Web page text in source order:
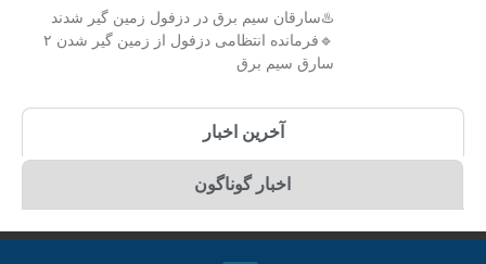
♨️سارقان سیم برق در دزفول زمین گیر شدند
🔹فرمانده انتظامی دزفول از زمین گیر شدن ۲
سارق سیم برق
آخرین اخبار
اخبار گوناگون